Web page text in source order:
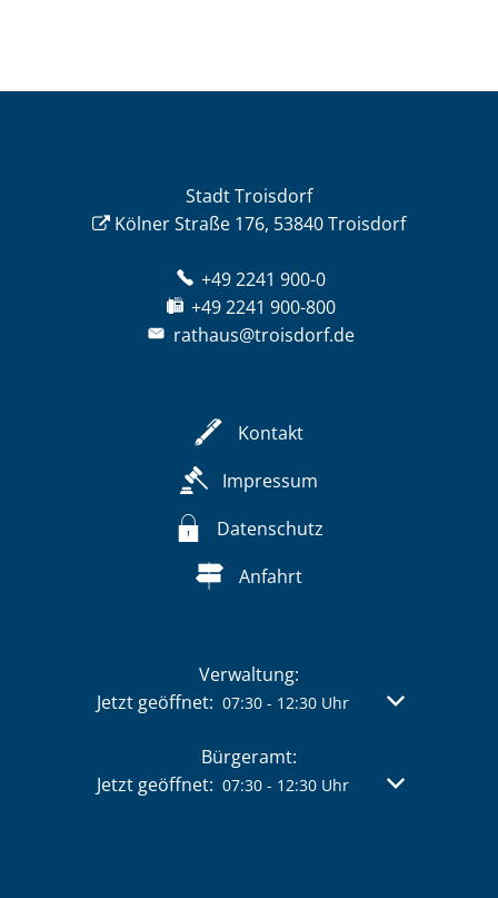
Stadt Troisdorf
Kölner Straße 176, 53840 Troisdorf
+49 2241 900-0
+49 2241 900-800
rathaus@troisdorf.de
Kontakt
Impressum
Datenschutz
Anfahrt
Verwaltung:
Klicken, um weitere Öffnungs- oder
Jetzt geöffnet: 07:30- 12:30Uhr Von 07:30
Bürgeramt:
Klicken, um weitere Öffnungs- oder
Jetzt geöffnet: 07:30- 12:30Uhr Von 07:30